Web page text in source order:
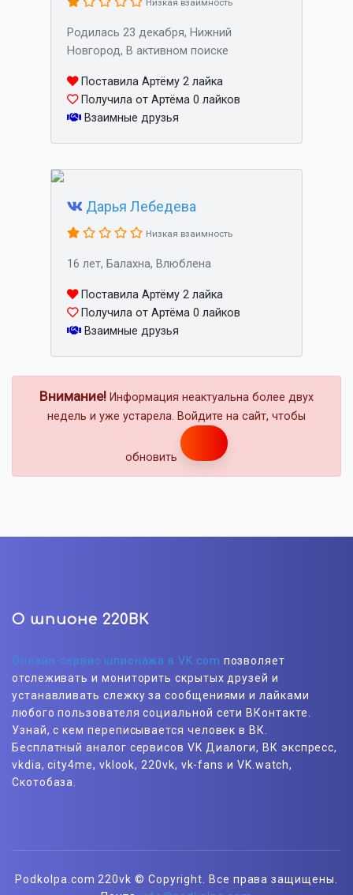
Низкая взаимность
Родилась 23 декабря, Нижний
Новгород, В активном поиске
Поставила Артёму 2 лайка
Получила от Артёма 0 лайков
Взаимные друзья
Дарья Лебедева
Низкая взаимность
16 лет, Балахна, Влюблена
Поставила Артёму 2 лайка
Получила от Артёма 0 лайков
Взаимные друзья
Внимание! Информация неактуальна более двух
недель и уже устарела. Войдите на сайт, чтобы
обновить
О шпионе 220ВК
Онлайн-сервис шпионажа в VK.com позволяет
отслеживать и мониторить скрытых друзей и
устанавливать слежку за сообщениями и лайками
любого пользователя социальной сети ВКонтакте.
Узнай, с кем переписывается человек в ВК.
Бесплатный аналог сервисов VK Диалоги, ВК экспресс,
vkdia, city4me, vklook, 220vk, vk-fans и VK.watch,
Скотобаза.
Podkolpa.com 220vk © Copyright. Все права защищены.